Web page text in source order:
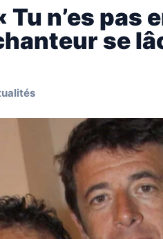
Tu n’es pas
se